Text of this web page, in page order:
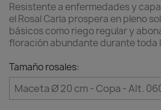
Resistente a enfermedades y
el Rosal Carla prospera en pleno
básicos como riego regular y
floración abundante durante toda
Tamaño rosales: